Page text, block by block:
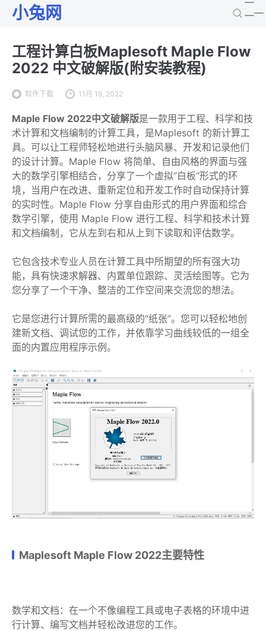
小兔网
工程计算白板Maplesoft Maple Flow
2022 中文破解版(附安装教程)
软件下载 11月 19, 2022
Maple Flow 2022中文破解版是一款用于工程、科学和技
术计算和文档编制的计算工具，是Maplesoft 的新计算工
具。可以让工程师轻松地进行头脑风暴、开发和记录他们
的设计计算。Maple Flow 将简单、自由风格的界面与强
大的数学引擎相结合，分享了一个虚拟”白板“形式的环
境，当用户在改进、重新定位和开发工作时自动保持计算
的实时性。Maple Flow 分享自由形式的用户界面和综合
数学引擎，使用 Maple Flow 进行工程、科学和技术计算
和文档编制，它从左到右和从上到下读取和评估数学。
它包含技术专业人员在计算工具中所期望的所有强大功
能，具有快速求解器、内置单位跟踪、灵活绘图等。它为
您分享了一个干净、整洁的工作空间来交流您的想法。
它是您进行计算所需的最高级的“纸张”。您可以轻松地创
建新文档、调试您的工作，并依靠学习曲线较低的一组全
面的内置应用程序示例。
Maplesoft Maple Flow 2022主要特性
数学和文档：在一个不像编程工具或电子表格的环境中进
行计算、编写文档并轻松改进您的工作。